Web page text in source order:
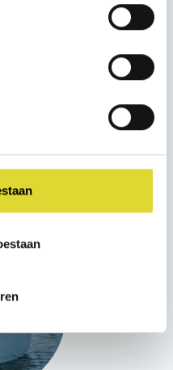
WSV Bestevaer?
veel gezinnen in
is het van belang